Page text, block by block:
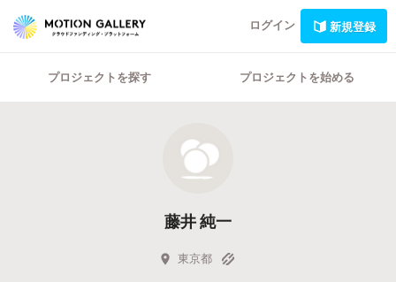
ログイン 新規登録
プロジェクトを探す プロジェクトを始める
藤井 純一
東京都